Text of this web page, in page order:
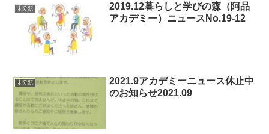
未分類
2019.12暮らしと学びの森（阿品
アカデミー）ニュースNo.19-12
未分類
2021.9アカデミーニュース休止中
のお知らせ2021.09